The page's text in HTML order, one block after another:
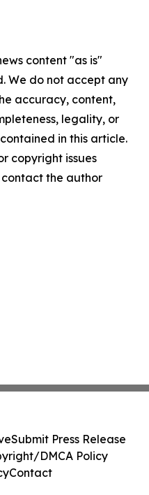
content "as is"
We do not accept any
accuracy, content,
legality, or
in this article.
copyright issues
the author
Submit Press Release
DMCA Policy
Contact